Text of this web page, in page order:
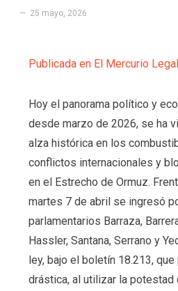
25 mayo, 2026
Publicada en El Mercurio Legal
Hoy el panorama político y
desde marzo de 2026, se ha
alza histórica en los
conflictos internacionales y
en el Estrecho de Ormuz.
martes 7 de abril se ingresó
parlamentarios Barraza,
Hassler, Santana, Serrano y
ley, bajo el boletín 18.213,
drástica, al utilizar la potestad